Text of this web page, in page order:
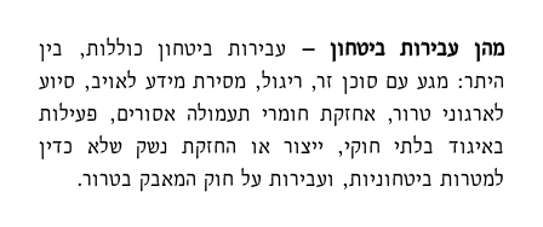
מהן עבירות ביטחון –עבירות ביטחון כוללות, בין
היתר: מגע עם סוכן זר, ריגול, מסירת מידע לאויב, סיוע
לארגוני טרור, אחזקת חומרי תעמולה אסורים, פעילות
באיגוד בלתי חוקי, ייצור או החזקת נשק שלא כדין
למטרות ביטחוניות, ועבירות על חוק המאבק בטרור.